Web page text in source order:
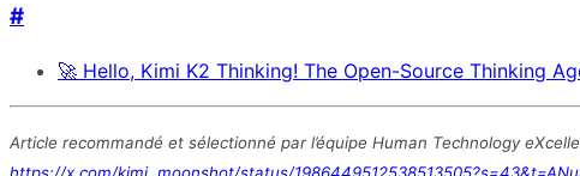
#
🚀 Hello, Kimi K2 Thinking! The Open-Source Thinking
Article recommandé et sélectionné par l’équipe Human Technology
https://x.com/kimi_moonshot/status/